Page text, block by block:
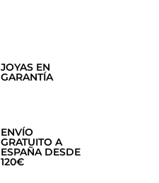
JOYAS EN
GARANTÍA
ENVÍO
GRATUITO A
ESPAÑA DESDE
120€